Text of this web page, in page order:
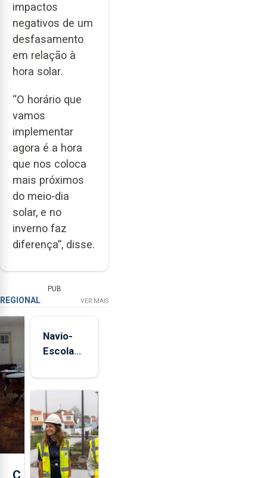
impactos
negativos de um
desfasamento
em relação à
hora solar.
“O horário que
vamos
implementar
agora é a hora
que nos coloca
mais próximos
do meio-dia
solar, e no
inverno faz
diferença”, disse.
PUB
REGIONAL VER MAIS
C
Navio-
Escola
está de
aos
Açores